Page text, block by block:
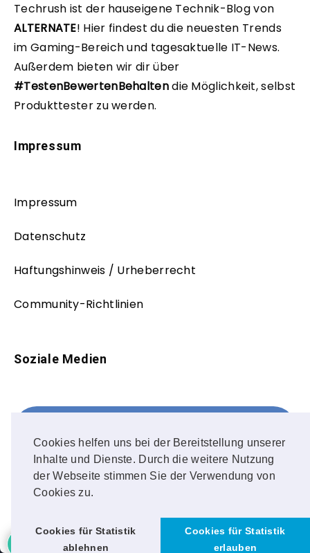
Cookies helfen uns bei der Bereitstellung unserer
Inhalte und Dienste. Durch die weitere Nutzung
der Webseite stimmen Sie der Verwendung von
Cookies zu.
Cookies für Statistik
ablehnen
Cookies für Statistik
erlauben
Techrush ist der hauseigene Technik-Blog von
ALTERNATE! Hier findest du die neuesten Trends
im Gaming-Bereich und tagesaktuelle IT-News.
Außerdem bieten wir dir über
#TestenBewertenBehaltendie Möglichkeit, selbst
Produkttester zu werden.
Impressum
Impressum
Datenschutz
Haftungshinweis / Urheberrecht
Community-Richtlinien
Soziale Medien
FOLLOW ME!
Instagram
OUR PHOTOS!